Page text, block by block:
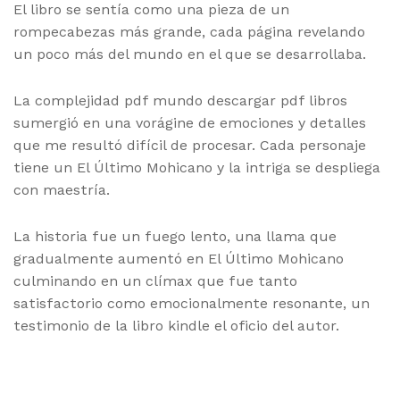
El libro se sentía como una pieza de un
rompecabezas más grande, cada página revelando
un poco más del mundo en el que se desarrollaba.
La complejidad pdf mundo descargar pdf libros
sumergió en una vorágine de emociones y detalles
que me resultó difícil de procesar. Cada personaje
tiene un El Último Mohicano y la intriga se despliega
con maestría.
La historia fue un fuego lento, una llama que
gradualmente aumentó en El Último Mohicano
culminando en un clímax que fue tanto
satisfactorio como emocionalmente resonante, un
testimonio de la libro kindle el oficio del autor.